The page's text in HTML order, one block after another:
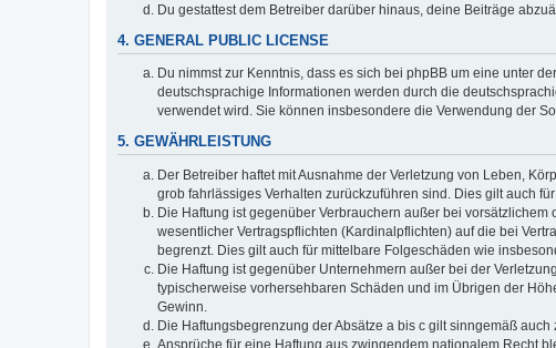
Du gestattest dem Betreiber darüber hinaus, deine Beiträge
4. GENERAL PUBLIC LICENSE
Du nimmst zur Kenntnis, dass es sich bei phpBB um eine unter
deutschsprachige Informationen werden durch die
verwendet wird. Sie können insbesondere die Verwendung der
5. GEWÄHRLEISTUNG
Der Betreiber haftet mit Ausnahme der Verletzung von Leben,
grob fahrlässiges Verhalten zurückzuführen sind. Dies gilt auch
Die Haftung ist gegenüber Verbrauchern außer bei
wesentlicher Vertragspflichten (Kardinalpflichten) auf die bei
begrenzt. Dies gilt auch für mittelbare Folgeschäden wie
Die Haftung ist gegenüber Unternehmern außer bei der
typischerweise vorhersehbaren Schäden und im Übrigen der
Gewinn.
Die Haftungsbegrenzung der Absätze a bis c gilt sinngemäß
Ansprüche für eine Haftung aus zwingendem nationalem Recht